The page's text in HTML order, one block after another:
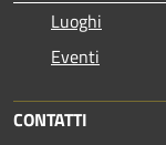
Luoghi
Eventi
CONTATTI